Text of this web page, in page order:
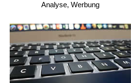
Analyse, Werbung